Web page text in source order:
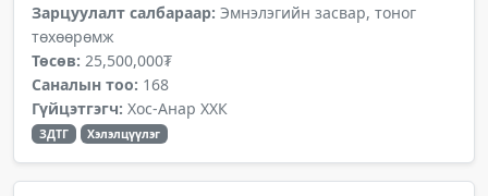
Зарцуулалт салбараар: Эмнэлэгийн засвар, тоног
төхөөрөмж
Төсөв: 25,500,000₮
Саналын тоо: 168
Гүйцэтгэгч: Хос-Анар ХХК
ЗДТГ Хэлэлцүүлэг